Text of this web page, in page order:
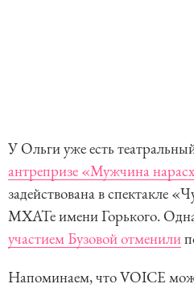
У Ольги уже есть
антрепризе «Мужчина
задействована в спектакле
МХАТе имени Горького.
участием Бузовой отменили
Напоминаем, что VOICE